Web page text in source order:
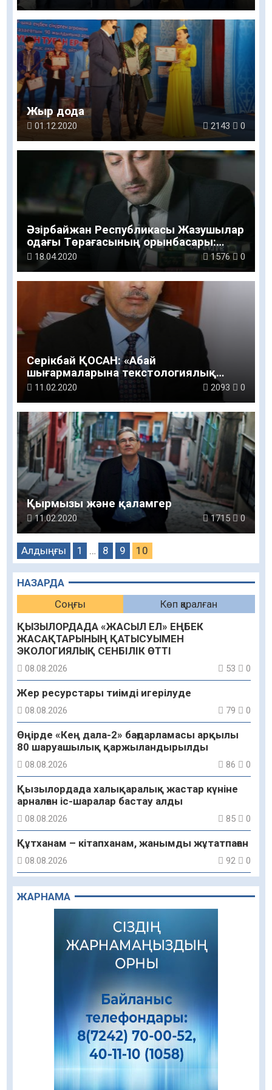
НАЗАРДА
Соңғы
Көп қаралған
ҚЫЗЫЛОРДАДА «ЖАСЫЛ ЕЛ» ЕҢБЕК
ЖАСАҚТАРЫНЫҢ ҚАТЫСУЫМЕН
ЭКОЛОГИЯЛЫҚ СЕНБІЛІК ӨТТІ
08.08.2026 53 0
Жер ресурстары тиімді игерілуде
08.08.2026 79 0
Өңірде «Кең дала-2» бағдарламасы арқылы
80 шаруашылық қаржыландырылды
08.08.2026 86 0
Қызылордада халықаралық жастар күніне
арналған іс-шаралар бастау алды
08.08.2026 85 0
Құтханам – кітапханам, жанымды жұтатпаған
08.08.2026 92 0
Құрылыс қарқыны – қала дамуының айғағы
08.08.2026
Зәулім ғимараттарда туған жерді түлеткен
азаматтардың қолтаңбасы бар
Еңбегі ерлікпен тең мамандық
Даналықтың шырағданы, ой-сананың
шамшырағы
08.08.2026
Кенеге қарсы залалсыздандыру жұмыстары
ЖАРНАМА
Жыр дода
01.12.2020 2143 0
Әзірбайжан Республикасы Жазушылар
одағы Төрағасының орынбасары:
Бізге үстемдік емес, бірлік қажет
18.04.2020 1576 0
Серікбай ҚОСАН: «Абай
шығармаларына текстологиялық
талдау қажет»
11.02.2020 2093 0
Қырмызы және қаламгер
11.02.2020 1715 0
Алдыңғы 1 … 8 9 10